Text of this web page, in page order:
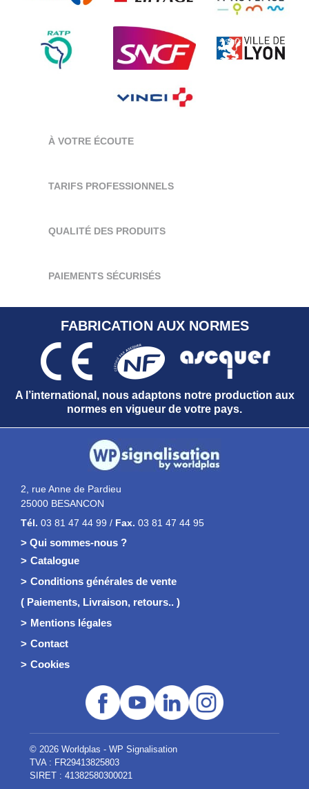
À VOTRE ÉCOUTE
TARIFS PROFESSIONNELS
QUALITÉ DES PRODUITS
PAIEMENTS SÉCURISÉS
FABRICATION AUX NORMES
A l’international, nous adaptons notre production aux
normes en vigueur de votre pays.
2, rue Anne de Pardieu
25000 BESANCON
Tél. 03 81 47 44 99 / Fax. 03 81 47 44 95
> Qui sommes-nous ?
Catalogue
Conditions générales de vente
( Paiements, Livraison, retours.. )
Mentions légales
Contact
Cookies
© 2026 Worldplas - WP Signalisation
TVA : FR29413825803
SIRET : 41382580300021